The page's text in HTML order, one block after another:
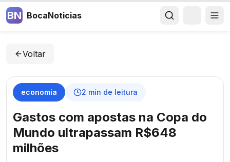
BN BocaNoticias
Voltar
economia 2 min de leitura
Gastos com apostas na Copa do
Mundo ultrapassam R$648
milhões